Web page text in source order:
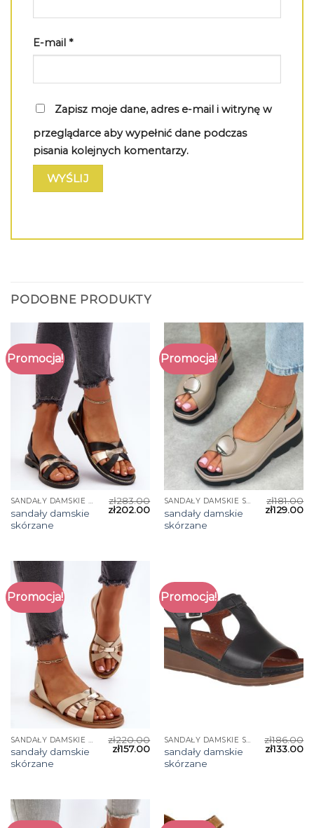
E-mail *
Zapisz moje dane, adres e-mail i witrynę w
przeglądarce aby wypełnić dane podczas
pisania kolejnych komentarzy.
PODOBNE PRODUKTY
Promocja!
SANDAŁY DAMSKIE SKÓRZANE
sandały damskie
skórzane
zł283.00
zł202.00
Promocja!
SANDAŁY DAMSKIE SKÓRZANE
sandały damskie
skórzane
zł181.00
zł129.00
Promocja!
sandały damskie
skórzane
zł220.00
zł157.00
Promocja!
sandały damskie
skórzane
zł186.00
zł133.00